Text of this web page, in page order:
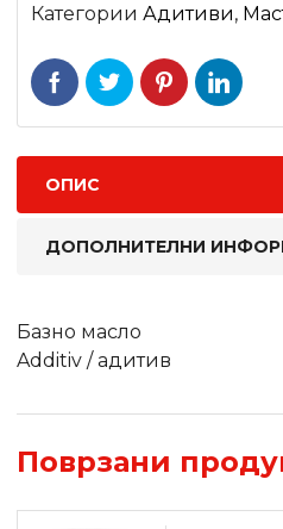
Категории Адитиви,
ОПИС
ДОПОЛНИТЕЛНИ
Базно масло
Additiv / адитив
Поврзани